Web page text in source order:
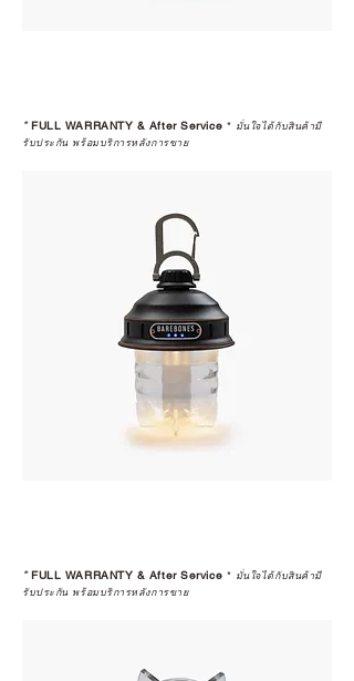
*FULL WARRANTY & After Service * มั่นใจได้กับสินค้ามี
รับประกัน พร้อมบริการหลังการขาย
*FULL WARRANTY & After Service * มั่นใจได้กับสินค้ามี
รับประกัน พร้อมบริการหลังการขาย